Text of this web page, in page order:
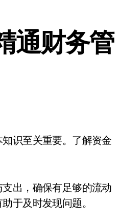
通财务管
出，确保有足够的流动
于及时发现问题。